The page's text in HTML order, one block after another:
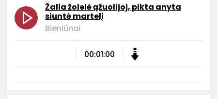
Žalia žolelė ąžuolijoj, pikta anyta
siuntė martelį
Bieniūnai
00:01:00